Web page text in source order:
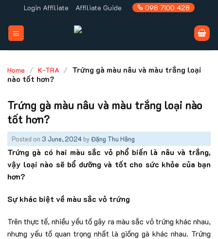
to
content
Login Affiliate Affiliate Guide 098 7100 428
Home / K-TRA / Trứng gà màu nâu và màu trắng loại
nào tốt hơn?
Trứng gà màu nâu và màu trắng loại nào
tốt hơn?
Posted on 3 June, 2024 byĐặng Thu Hằng
Trứng gà có hai màu sắc vỏ phổ biến là nâu và trắng,
vậy loại nào sẽ bổ dưỡng và tốt cho sức khỏe của bạn
hơn?
Sự khác biệt về màu sắc vỏ trứng
Trên thực tế, nhiều yếu tố gây ra màu sắc vỏ trứng khác nhau,
nhưng yếu tố quan trọng nhất là giống gà khác nhau. Trứng